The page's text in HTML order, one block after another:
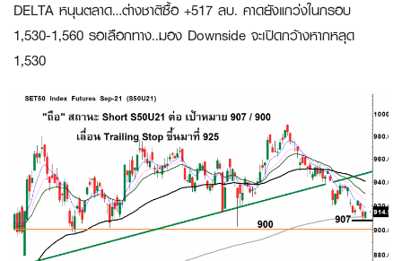
DELTA หนุนตลาด…ต่างชาติซื้อ +517 ลบ. คาดยังแกว่งในกรอบ
1,530-1,560 รอเลือกทาง..มอง Downside จะเปิดกว้างหากหลุด
1,530